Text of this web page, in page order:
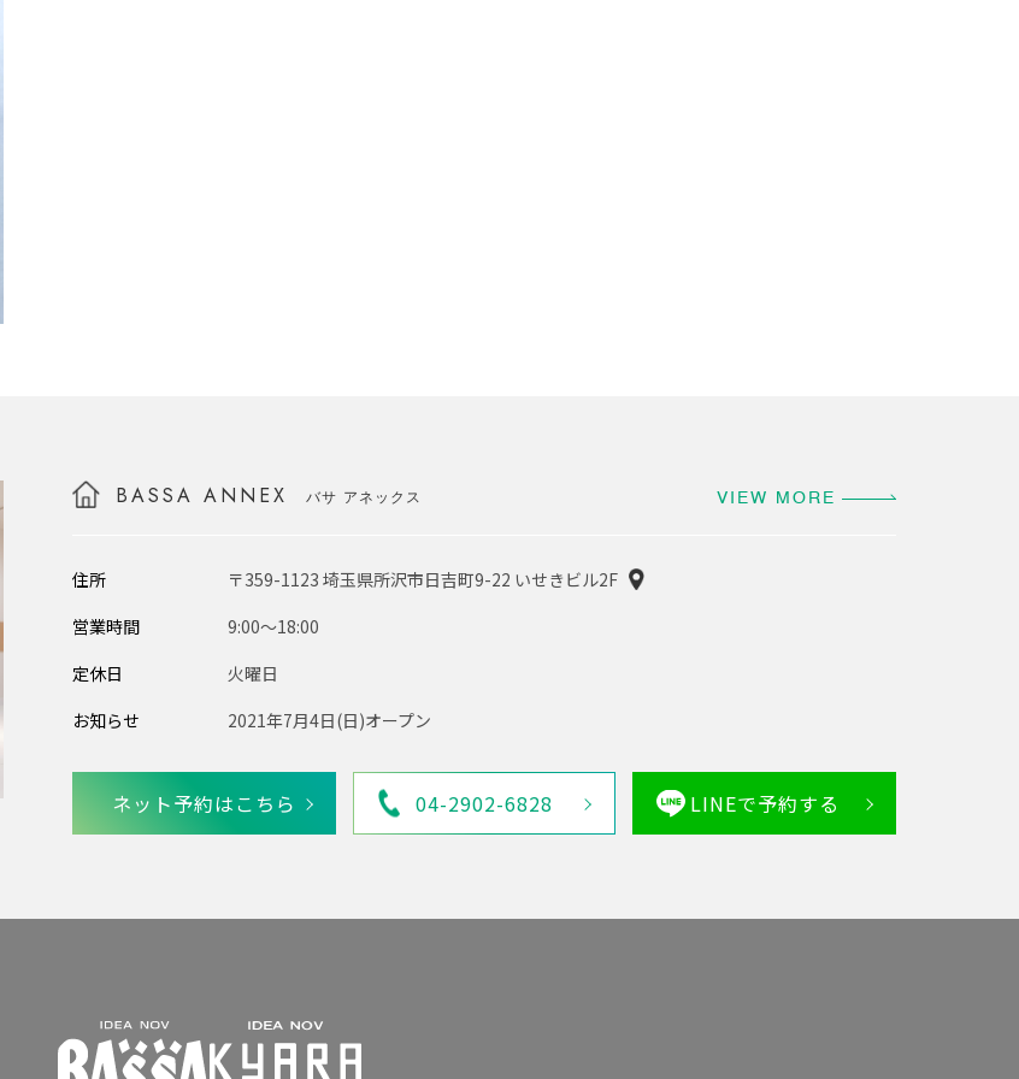
BASSA ANNEX バサ アネックス VIEW MORE
住所
〒359-1123 埼玉県所沢市日吉町9-22 いせきビル2F
営業時間
9:00〜18:00
定休日
火曜日
お知らせ
2021年7月4日(日)オープン
ネット予約はこちら 04-2902-6828 LINEで予約する